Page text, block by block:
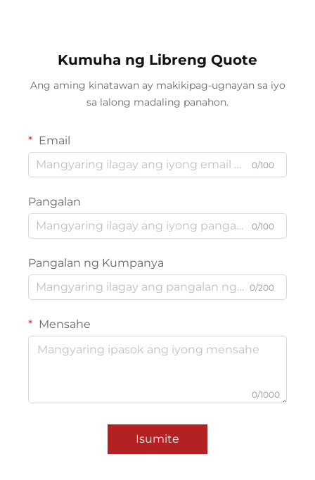
Kumuha ng Libreng Quote
Ang aming kinatawan ay makikipag-ugnayan sa iyo
sa lalong madaling panahon.
Email
0/100
Pangalan
0/100
Pangalan ng Kumpanya
0/200
Mensahe
0/1000
Isumite